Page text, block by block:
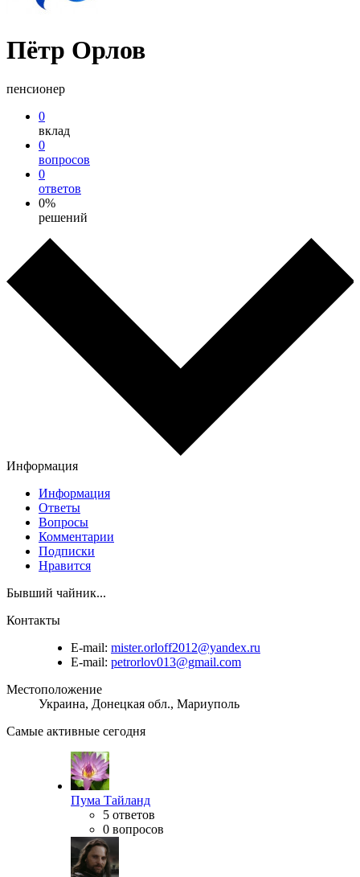
Пётр Орлов
пенсионер
0
вклад
0
вопросов
0
ответов
0%
решений
Информация
Информация
Ответы
Вопросы
Комментарии
Подписки
Нравится
Бывший чайник...
Контакты
E-mail: mister.orloff2012@yandex.ru
E-mail: petrorlov013@gmail.com
Местоположение
Украина, Донецкая обл., Мариуполь
Самые активные сегодня
Пума Тайланд
5 ответов
0 вопросов